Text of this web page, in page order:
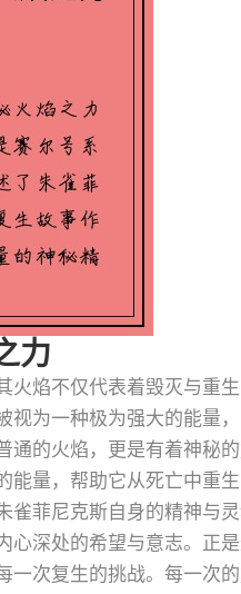
力
焰不仅代表着毁灭与重
视为一种极为强大的能量
的火焰，更是有着神秘
量，帮助它从死亡中重生
雀菲尼克斯自身的精神与
深处的希望与意志。正
次复生的挑战。每一次